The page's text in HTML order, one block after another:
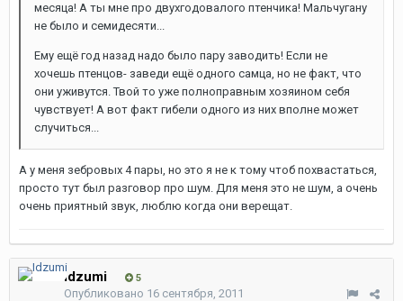
месяца! А ты мне про двухгодовалого птенчика! Мальчугану
не было и семидесяти...
Ему ещё год назад надо было пару заводить! Если не
хочешь птенцов- заведи ещё одного самца, но не факт, что
они уживутся. Твой то уже полноправным хозяином себя
чувствует! А вот факт гибели одного из них вполне может
случиться...
А у меня зебровых 4 пары, но это я не к тому чтоб похвастаться,
просто тут был разговор про шум. Для меня это не шум, а очень
очень приятный звук, люблю когда они верещат.
Idzumi 5
Опубликовано 16 сентября, 2011